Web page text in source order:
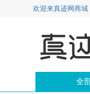
欢迎来真迹网商城
全